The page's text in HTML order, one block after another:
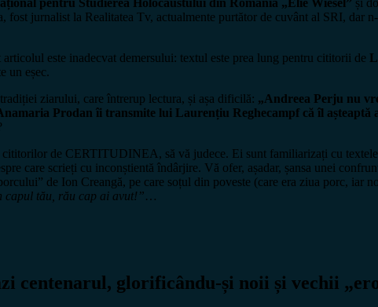
fost jurnalist la Realitatea Tv, actualmente purtător de cuvânt al SRI, dar
este inadecvat demersului: textul este prea lung pentru cititorii de
un eșec.
ziarului, care întrerup lectura, și așa dificilă: „Andreea Perju nu
Prodan îi transmite lui Laurențiu Reghecampf că îl așteaptă
de CERTITUDINEA, să vă judece. Ei sunt familiarizați cu
care scrieți cu inconștientă îndârjire. Vă ofer, așadar, șansa unei
de Ion Creangă, pe care soțul din poveste (care era ziua porc, iar
capul tău, rău cap ai avut!”…
centenarul, glorificându-și noii și vechii